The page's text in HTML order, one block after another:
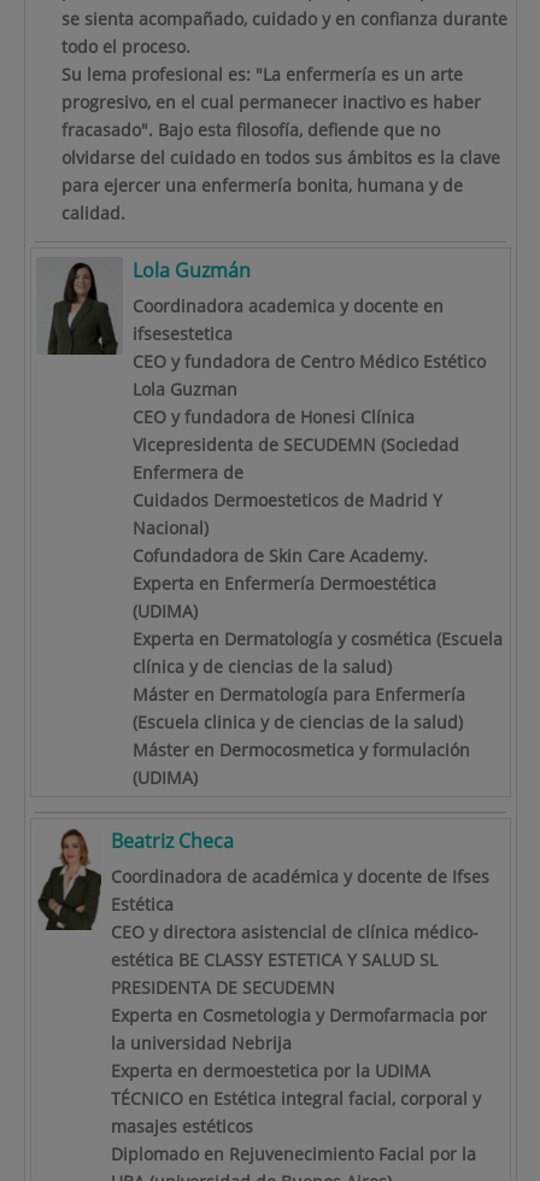
se sienta acompañado, cuidado y en confianza durante
todo el proceso.
Su lema profesional es: "La enfermería es un arte
progresivo, en el cual permanecer inactivo es haber
fracasado". Bajo esta filosofía, defiende que no
olvidarse del cuidado en todos sus ámbitos es la clave
para ejercer una enfermería bonita, humana y de
calidad.
Lola Guzmán
Coordinadora academica y docente en
ifsesestetica
CEO y fundadora de Centro Médico Estético
Lola Guzman
CEO y fundadora de Honesi Clínica
Vicepresidenta de SECUDEMN (Sociedad
Enfermera de
Cuidados Dermoesteticos de Madrid Y
Nacional)
Cofundadora de Skin Care Academy.
Experta en Enfermería Dermoestética
(UDIMA)
Experta en Dermatología y cosmética (Escuela
clínica y de ciencias de la salud)
Máster en Dermatología para Enfermería
(Escuela clinica y de ciencias de la salud)
Máster en Dermocosmetica y formulación
(UDIMA)
Beatriz Checa
Coordinadora de académica y docente de Ifses
Estética
CEO y directora asistencial de clínica médico-
estética BE CLASSY ESTETICA Y SALUD SL
PRESIDENTA DE SECUDEMN
Experta en Cosmetologia y Dermofarmacia por
la universidad Nebrija
Experta en dermoestetica por la UDIMA
TÉCNICO en Estética integral facial, corporal y
masajes estéticos
Diplomado en Rejuvenecimiento Facial por la